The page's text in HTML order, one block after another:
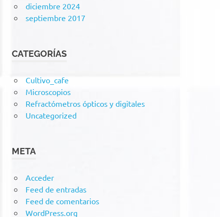
diciembre 2024
septiembre 2017
CATEGORÍAS
Cultivo_cafe
Microscopios
Refractómetros ópticos y digitales
Uncategorized
META
Acceder
Feed de entradas
Feed de comentarios
WordPress.org